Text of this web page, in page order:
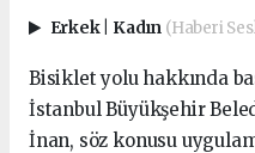
Erkek Kadın (Haberi
Bisiklet yolu hakkında
İstanbul Büyükşehir
İnan, söz konusu